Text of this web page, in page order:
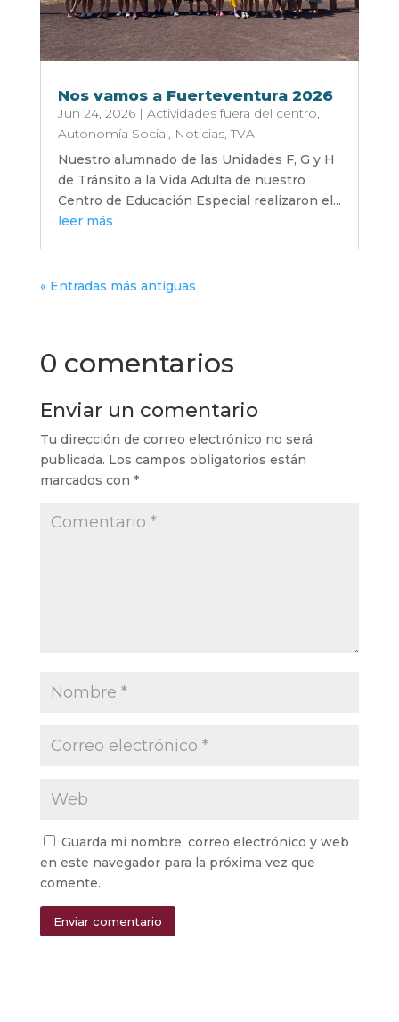
Nos vamos a Fuerteventura 2026
Jun 24, 2026| Actividades fuera del centro,
Autonomía Social, Noticias,TVA
Nuestro alumnado de las Unidades F, G y H
de Tránsito a la Vida Adulta de nuestro
Centro de Educación Especial realizaron el...
leer más
« Entradas más antiguas
0 comentarios
Enviar un comentario
Tu dirección de correo electrónico no será
publicada. Los campos obligatorios están
marcados con *
Guarda mi nombre, correo electrónico y web
en este navegador para la próxima vez que
comente.
Enviar comentario